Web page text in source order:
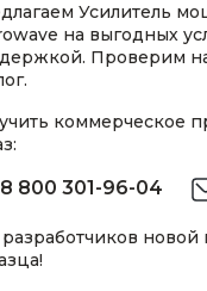
Усилитель
на выгодных
Проверим
коммерческое
8 800 301-96-04